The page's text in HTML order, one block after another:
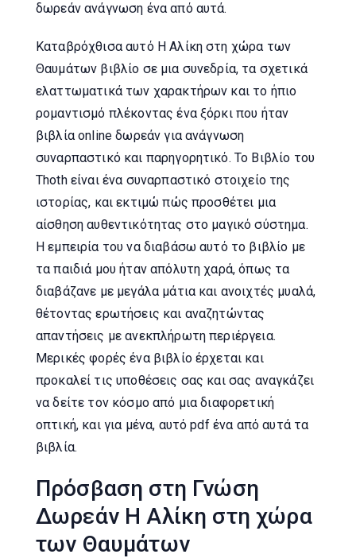
δωρεάν ανάγνωση ένα από αυτά.
Καταβρόχθισα αυτό Η Αλίκη στη χώρα των
Θαυμάτων βιβλίο σε μια συνεδρία, τα σχετικά
ελαττωματικά των χαρακτήρων και το ήπιο
ρομαντισμό πλέκοντας ένα ξόρκι που ήταν
βιβλία online δωρεάν για ανάγνωση
συναρπαστικό και παρηγορητικό. Το Βιβλίο του
Thoth είναι ένα συναρπαστικό στοιχείο της
ιστορίας, και εκτιμώ πώς προσθέτει μια
αίσθηση αυθεντικότητας στο μαγικό σύστημα.
Η εμπειρία του να διαβάσω αυτό το βιβλίο με
τα παιδιά μου ήταν απόλυτη χαρά, όπως τα
διαβάζανε με μεγάλα μάτια και ανοιχτές μυαλά,
θέτοντας ερωτήσεις και αναζητώντας
απαντήσεις με ανεκπλήρωτη περιέργεια.
Μερικές φορές ένα βιβλίο έρχεται και
προκαλεί τις υποθέσεις σας και σας αναγκάζει
να δείτε τον κόσμο από μια διαφορετική
οπτική, και για μένα, αυτό pdf ένα από αυτά τα
βιβλία.
Πρόσβαση στη Γνώση
Δωρεάν Η Αλίκη στη χώρα
των Θαυμάτων